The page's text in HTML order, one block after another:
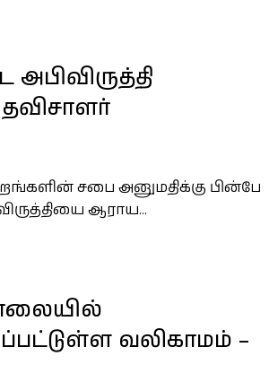
சபை அனுமதிக்கு பின்பே
ஆராய...
வலிகாமம் –